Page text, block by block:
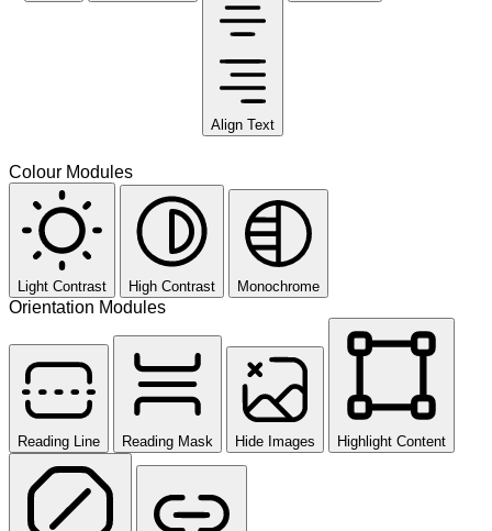
Align Text
Colour Modules
Light Contrast High Contrast Monochrome
Orientation Modules
Reading Line Reading Mask Hide Images Highlight Content